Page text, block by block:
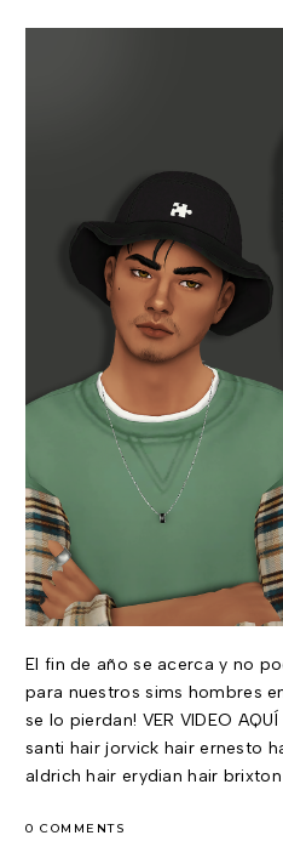
El fin de año se acerca y no
para nuestros sims hombres
se lo pierdan! VER VIDEO
santi hair jorvick hair ernesto
aldrich hair erydian hair
0 COMMENTS